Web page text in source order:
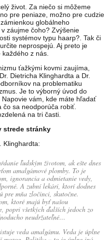
život. Za niečo si môžeme
pre peniaze, možno pre cudzie
globálneho
záujme čoho? Zvýšenie
systémov typu haarp?. Tak či
neprospejú. Aj preto je
z nás.
ťažkými kovmi zaujíma,
Dietricha Klinghardta a Dr.
na problematiku
Je to výborný úvod do
vám, kde máte hľadať
čo sa neodporúča robiť.
na tri časti.
strede stránky
Klinghardta:
ľudským životom, ak ešte dnes
amalgámové plomby. To je
ignorancia a odmietanie vedy,
A zubní lekári, ktorí dodnes
pre mňa zločinci, skutočne.
ktoré majú byť našou
popri všetkých ďalších jedoch zo
neudržateľné…
veda amalgámu. Veda je úplne